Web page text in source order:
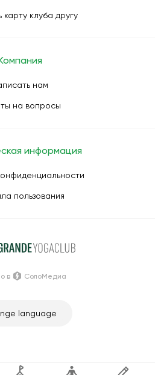
карту клуба другу
нам
на вопросы
информация
пользования
language
в СолоМедиа